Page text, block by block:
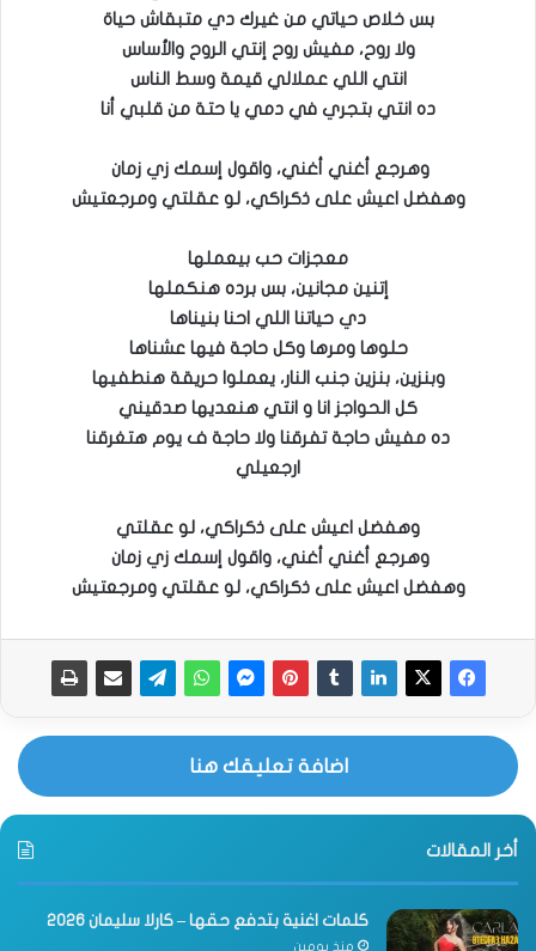
بس خلاص حياتي من غيرك دي متبقاش حياة
ولا روح، مفيش روح إنتي الروح والأساس
انتي اللي عملالي قيمة وسط الناس
ده انتي بتجري في دمي يا حتة من قلبي أنا
وهرجع أغني أغني، واقول إسمك زي زمان
وهفضل اعيش على ذكراكي، لو عقلتي ومرجعتيش
معجزات حب بيعملها
إتنين مجانين، بس برده هنكملها
دي حياتنا اللي احنا بنيناها
حلوها ومرها وكل حاجة فيها عشناها
وبنزين، بنزين جنب النار، يعملوا حريقة هنطفيها
كل الحواجز انا و انتي هنعديها صدقيني
ده مفيش حاجة تفرقنا ولا حاجة ف يوم هتغرقنا
ارجعيلي
وهفضل اعيش على ذكراكي، لو عقلتي
وهرجع أغني أغني، واقول إسمك زي زمان
وهفضل اعيش على ذكراكي، لو عقلتي ومرجعتيش
اضافة تعليقك هنا
أخر المقالات
كلمات اغنية بتدفع حقها – كارلا سليمان 2026
منذ يومين